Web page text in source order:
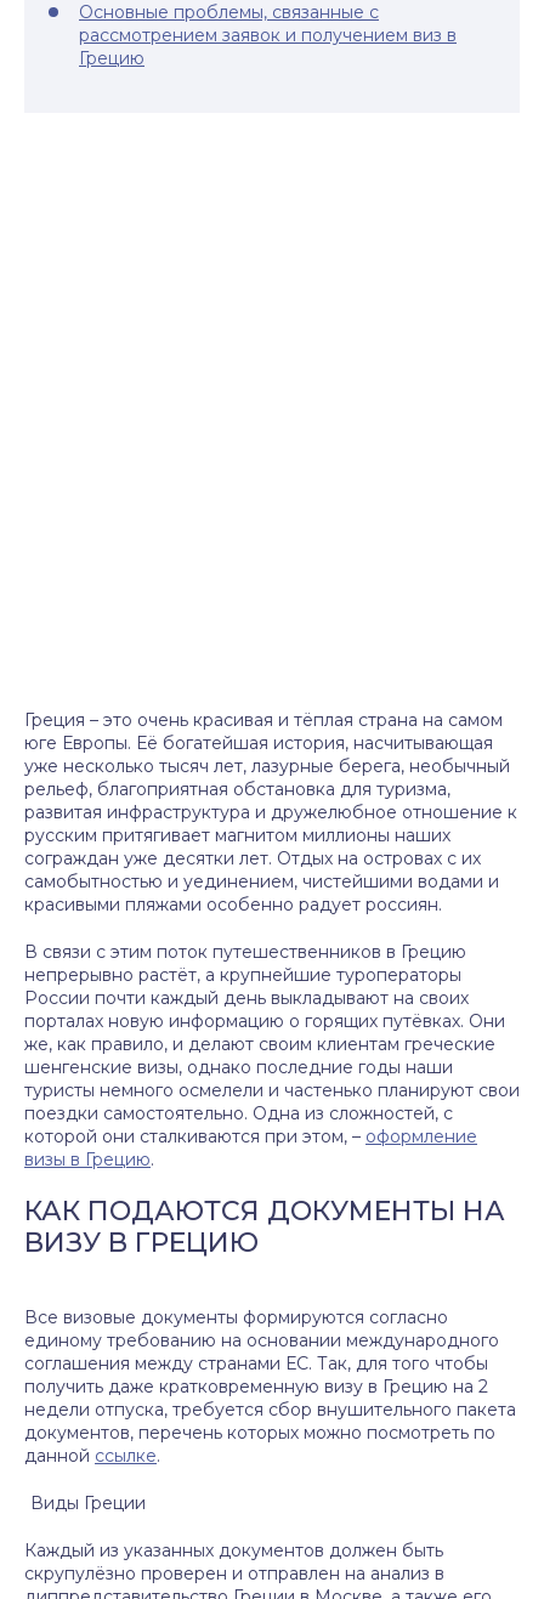
Основные проблемы, связанные с
рассмотрением заявок и получением виз в
Грецию
Греция – это очень красивая и тёплая страна на самом
юге Европы. Её богатейшая история, насчитывающая
уже несколько тысяч лет, лазурные берега, необычный
рельеф, благоприятная обстановка для туризма,
развитая инфраструктура и дружелюбное отношение к
русским притягивает магнитом миллионы наших
сограждан уже десятки лет. Отдых на островах с их
самобытностью и уединением, чистейшими водами и
красивыми пляжами особенно радует россиян.
В связи с этим поток путешественников в Грецию
непрерывно растёт, а крупнейшие туроператоры
России почти каждый день выкладывают на своих
порталах новую информацию о горящих путёвках. Они
же, как правило, и делают своим клиентам греческие
шенгенские визы, однако последние годы наши
туристы немного осмелели и частенько планируют свои
поездки самостоятельно. Одна из сложностей, с
которой они сталкиваются при этом, – оформление
визы в Грецию.
КАК ПОДАЮТСЯ ДОКУМЕНТЫ НА
ВИЗУ В ГРЕЦИЮ
Все визовые документы формируются согласно
единому требованию на основании международного
соглашения между странами ЕС. Так, для того чтобы
получить даже кратковременную визу в Грецию на 2
недели отпуска, требуется сбор внушительного пакета
документов, перечень которых можно посмотреть по
данной ссылке.
Виды Греции
Каждый из указанных документов должен быть
скрупулёзно проверен и отправлен на анализ в